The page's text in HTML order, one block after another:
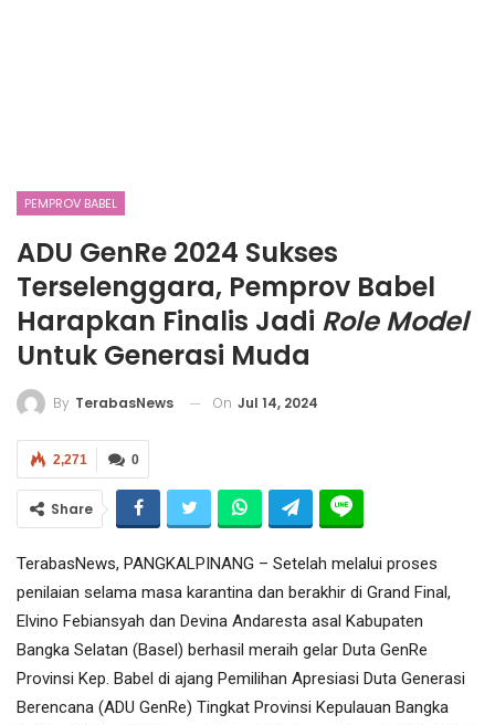
PEMPROV BABEL
ADU GenRe 2024 Sukses
Terselenggara, Pemprov Babel
Harapkan Finalis Jadi Role Model
Untuk Generasi Muda
By TerabasNews On Jul 14, 2024
0
2,271
Share
TerabasNews, PANGKALPINANG – Setelah melalui proses
penilaian selama masa karantina dan berakhir di Grand Final,
Elvino Febiansyah dan Devina Andaresta asal Kabupaten
Bangka Selatan (Basel) berhasil meraih gelar Duta GenRe
Provinsi Kep. Babel di ajang Pemilihan Apresiasi Duta Generasi
Berencana (ADU GenRe) Tingkat Provinsi Kepulauan Bangka